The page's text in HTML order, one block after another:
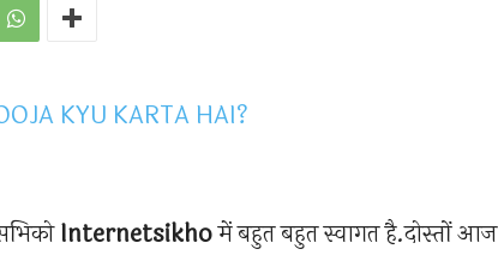
Internetsikhoमें बहुत बहुत स्वागत है.दोस्तों आज